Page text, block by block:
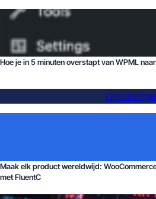
Hoe je in 5 minuten overstapt van WPML
Maak elk product wereldwijd:
met FluentC